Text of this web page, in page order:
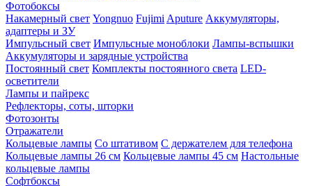
Фотобоксы
Накамерный свет Yongnuo Fujimi Aputure Аккумуляторы,
адаптеры и ЗУ
Импульсный свет Импульсные моноблоки Лампы-вспышки
Аккумуляторы и зарядные устройства
Постоянный свет Комплекты постоянного света LED-
осветители
Лампы и пайрекс
Рефлекторы, соты, шторки
Фотозонты
Отражатели
Кольцевые лампы Со штативом С держателем для телефона
Кольцевые лампы 26 см Кольцевые лампы 45 см Настольные
кольцевые лампы
Софтбоксы